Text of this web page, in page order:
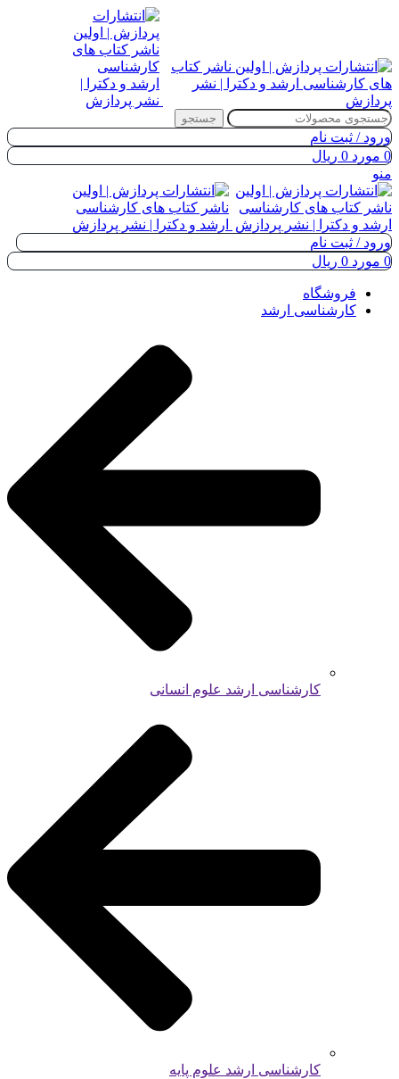
جستجو
ورود / ثبت نام
0 مورد 0 ریال
منو
ورود / ثبت نام
0 مورد 0 ریال
فروشگاه
کارشناسی ارشد
کارشناسی ارشد علوم انسانی
کارشناسی ارشد علوم پایه